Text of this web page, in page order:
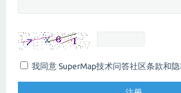
我同意 SuperMap技术问答社区条款和